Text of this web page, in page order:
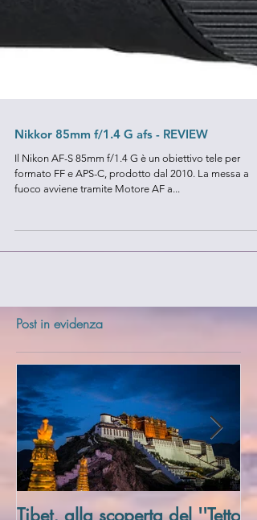
Nikkor 85mm f/1.4 G afs - REVIEW
formato FF e APS-C, prodotto dal 2010. La messa a
Post in evidenza